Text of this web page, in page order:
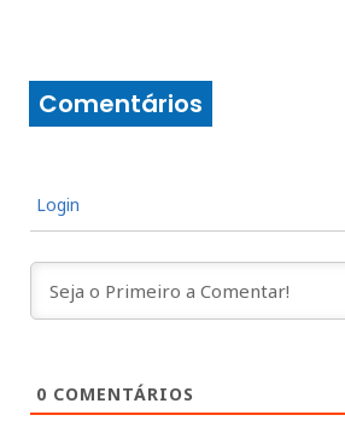
Comentários
Login
0 COMENTÁRIOS